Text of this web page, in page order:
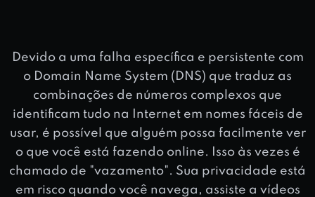
Devido a uma falha específica e persistente com
o Domain Name System (DNS) que traduz as
combinações de números complexos que
identificam tudo na Internet em nomes fáceis de
usar, é possível que alguém possa facilmente ver
o que você está fazendo online. Isso às vezes é
chamado de "vazamento". Sua privacidade está
em risco quando você navega, assiste a vídeos